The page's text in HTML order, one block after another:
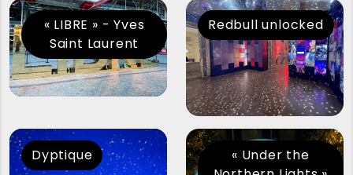
« LIBRE » - Yves
Saint Laurent
Redbull unlocked
Dyptique
« Under the